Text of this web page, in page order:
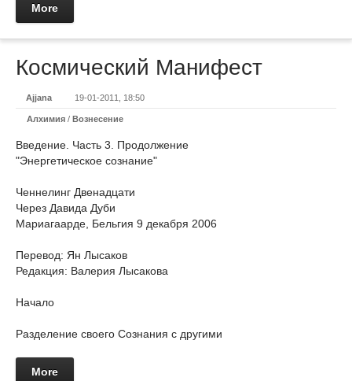
More
Космический Манифест
Ajjana 19-01-2011, 18:50
Алхимия / Вознесение
Введение. Часть 3. Продолжение
"Энергетическое сознание"
Ченнелинг Двенадцати
Через Давида Дуби
Мариагаарде, Бельгия 9 декабря 2006
Перевод: Ян Лысаков
Редакция: Валерия Лысакова
Начало
Разделение своего Сознания с другими
More